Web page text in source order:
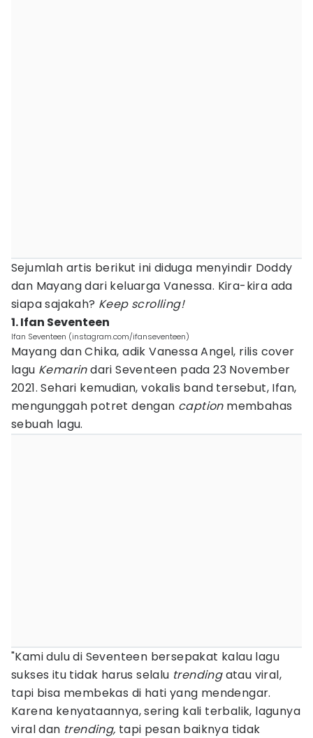
Sejumlah artis berikut ini diduga menyindir Doddy
dan Mayang dari keluarga Vanessa. Kira-kira ada
siapa sajakah? Keep scrolling!
1. Ifan Seventeen
Ifan Seventeen (instagram.com/ifanseventeen)
Mayang dan Chika, adik Vanessa Angel, rilis cover
lagu Kemarindari Seventeen pada 23 November
2021. Sehari kemudian, vokalis band tersebut, Ifan,
mengunggah potret dengan captionmembahas
sebuah lagu.
"Kami dulu di Seventeen bersepakat kalau lagu
sukses itu tidak harus selalu trendingatau viral,
tapi bisa membekas di hati yang mendengar.
Karena kenyataannya, sering kali terbalik, lagunya
viral dan trending, tapi pesan baiknya tidak